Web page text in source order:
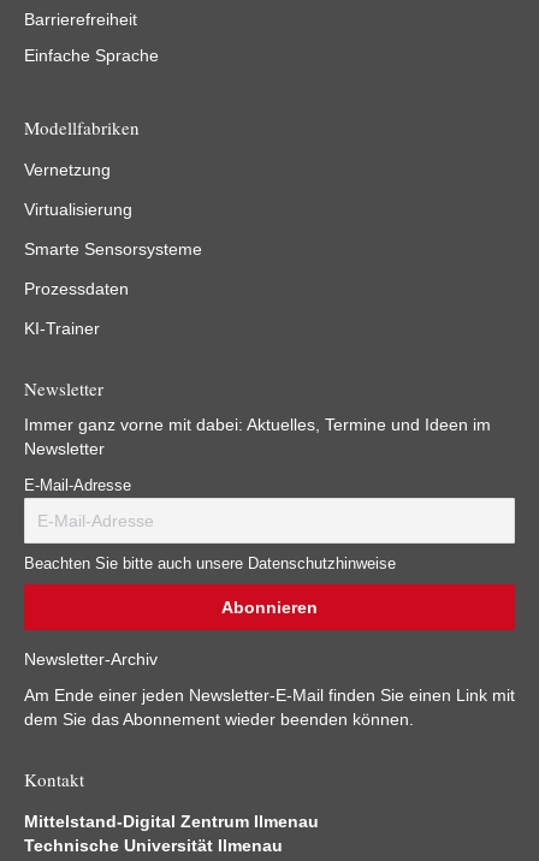
Barrierefreiheit
Einfache Sprache
Modellfabriken
Vernetzung
Virtualisierung
Smarte Sensorsysteme
Prozessdaten
KI-Trainer
Newsletter
Immer ganz vorne mit dabei: Aktuelles, Termine und Ideen im
Newsletter
E-Mail-Adresse
Beachten Sie bitte auch unsere Datenschutzhinweise
Newsletter-Archiv
Am Ende einer jeden Newsletter-E-Mail finden Sie einen Link mit
dem Sie das Abonnement wieder beenden können.
Kontakt
Mittelstand-Digital Zentrum Ilmenau
Technische Universität Ilmenau